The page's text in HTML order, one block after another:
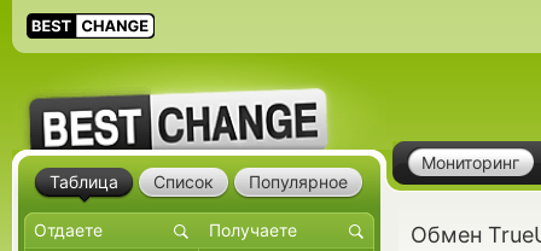
Мониторинг
Обмен
Таблица Список Популярное